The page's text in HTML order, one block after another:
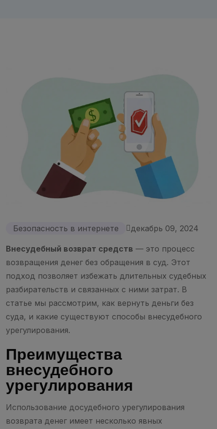
Безопасность в интернете декабрь 09, 2024
Внесудебный возврат средств — это процесс
возвращения денег без обращения в суд. Этот
подход позволяет избежать длительных судебных
разбирательств и связанных с ними затрат. В
статье мы рассмотрим, как вернуть деньги без
суда, и какие существуют способы внесудебного
урегулирования.
Преимущества
внесудебного
урегулирования
Использование досудебного урегулирования
возврата денег имеет несколько явных